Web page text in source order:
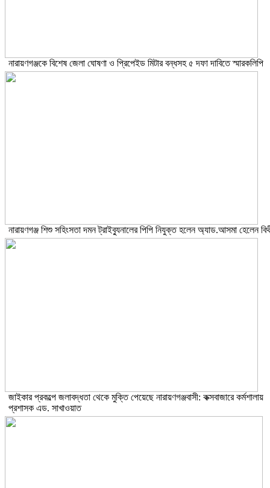
নারায়ণগঞ্জকে বিশেষ জেলা ঘোষণা ও প্রিপেইড মিটার বন্ধসহ ৫ দফা দাবিতে স্মারকলিপি
নারায়ণগঞ্জ শিশু সহিংসতা দমন ট্রাইব্যুনালের পিপি নিযুক্ত হলেন অ্যাড.আসমা হেলেন
জাইকার প্রকল্পে জলাবদ্ধতা থেকে মুক্তি পেয়েছে নারায়ণগঞ্জবাসী: কক্সবাজারে কর্মশালায়
প্রশাসক এড. সাখাওয়াত